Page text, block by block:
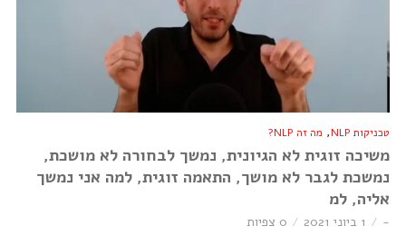
טכניקות NLP , מה זה NLP?
משיכה זוגית לא הגיונית, נמשך לבחורה לא מושכת,
נמשכת לגבר לא מושך, התאמה זוגית, למה אני נמשך
אליה, למ
- 1 ביוני 2021
0 צפיות